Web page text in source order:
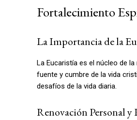
Fortalecimiento
La Importancia de la
La Eucaristía es el núcleo de
fuente y cumbre de la vida
desafíos de la vida diaria.
Renovación Personal y